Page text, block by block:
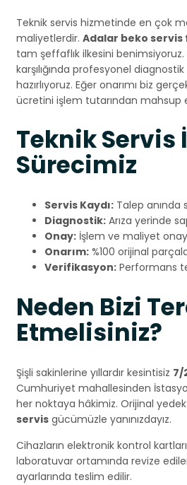
Teknik servis hizmetinde en çok
maliyetlerdir. Adalar beko servis
tam şeffaflık ilkesini benimsiyoruz.
karşılığında profesyonel
hazırlıyoruz. Eğer onarımı biz
ücretini işlem tutarından mahsup
Teknik Servis
Sürecimiz
Servis Kaydı: Talep anında
Diagnostik: Arıza yerinde
Onay: İşlem ve maliyet onayı
Onarım: %100 orijinal
Verifikasyon: Performans
Neden Bizi
Etmelisiniz?
Şişli sakinlerine yıllardır kesintisiz 7/
Cumhuriyet mahallesinden
her noktaya hâkimiz. Orijinal
servis gücümüzle yanınızdayız.
Cihazların elektronik kontrol
laboratuvar ortamında revize
ayarlarında teslim edilir.